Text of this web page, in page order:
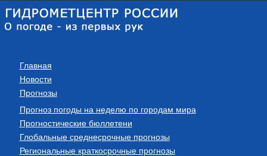
Главная
Новости
Прогнозы
Прогноз погоды на неделю по городам мира
Прогностические бюллетени
Глобальные среднесрочные прогнозы
Региональные краткосрочные прогнозы